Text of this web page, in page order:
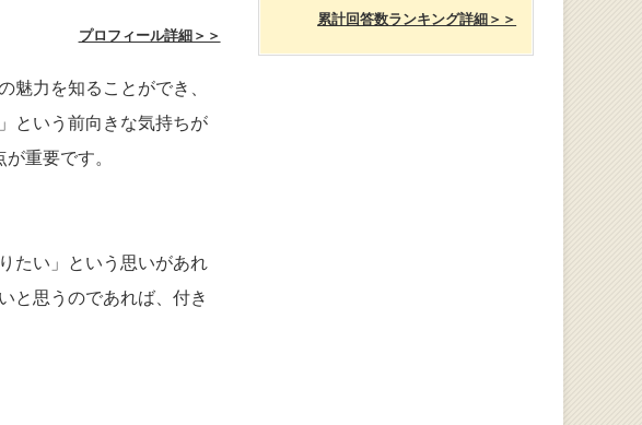
プロフィール詳細＞＞
魅力を知ることができ、
という前向きな気持ちが
重要です。
たい」という思いがあれ
と思うのであれば、付き
累計回答数ランキング詳細＞＞